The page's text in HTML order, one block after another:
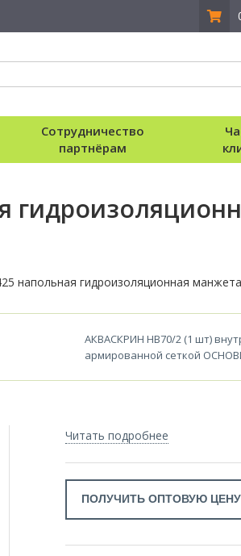
Сотрудничество
партнёрам
напольная гидроизоляционная
АКВАСКРИН HB70/2 (1 шт)
армированной сеткой
Читать подробнее
ПОЛУЧИТЬ ОПТОВУЮ ЦЕНУ